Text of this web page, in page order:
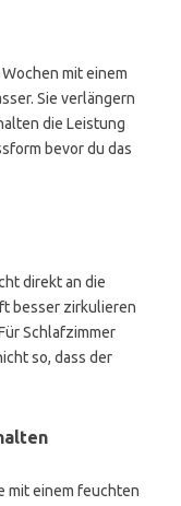
mit einem
Sie verlängern
die Leistung
bevor du das
direkt an die
besser zirkulieren
Schlafzimmer
so, dass der
mit einem feuchten